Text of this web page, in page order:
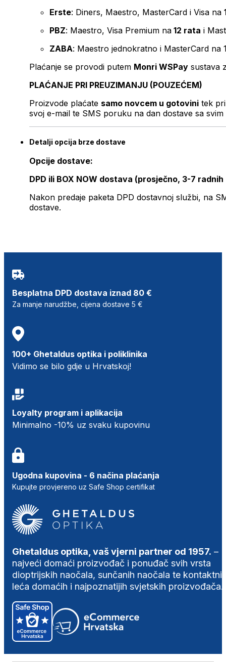
Erste: Diners, Maestro, MasterCard i Visa na
PBZ: Maestro, Visa Premium na 12 rata i
ZABA: Maestro jednokratno i MasterCard na
Plaćanje se provodi putem Monri WSPay sustava
PLAĆANJE PRI PREUZIMANJU (POUZEĆEM)
Proizvode plaćate samo novcem u gotovini tek
svoj e-mail te SMS poruku na dan dostave sa svim
Detalji opcija brze dostave
Opcije dostave:
DPD ili BOX NOW dostava (prosječno, 3-7 radnih
Nakon predaje paketa DPD dostavnoj službi, na
dostave.
Besplatna DPD dostava iznad 80 €
Za manje narudžbe, cijena dostave 5 €
100+ Ghetaldus optika i poliklinika
Vidimo se bilo gdje u Hrvatskoj!
Loyalty program i aplikacija
Minimalno -10% uz svaku kupovinu
Ugodna kupovina - 6 načina plaćanja
Kupujte provjereno uz Safe Shop certifikat
Ghetaldus optika, vaš vjerni partner od 1957. –
najveći domaći proizvođač i ponuđač svih vrsta
dioptrijskih naočala, sunčanih naočala te
leća domaćih i najpoznatijih svjetskih proizvođača.